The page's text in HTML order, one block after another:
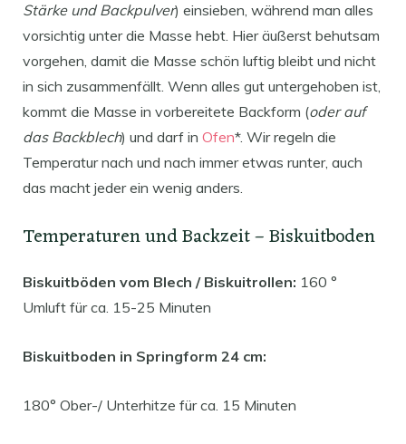
Stärke und Backpulver) einsieben, während man alles
vorsichtig unter die Masse hebt. Hier äußerst behutsam
vorgehen, damit die Masse schön luftig bleibt und nicht
in sich zusammenfällt. Wenn alles gut untergehoben ist,
kommt die Masse in vorbereitete Backform (oder auf
das Backblech) und darf in Ofen*. Wir regeln die
Temperatur nach und nach immer etwas runter, auch
das macht jeder ein wenig anders.
Temperaturen und Backzeit – Biskuitboden
Biskuitböden vom Blech / Biskuitrollen: 160 °
Umluft für ca. 15-25 Minuten
Biskuitboden in Springform 24 cm:
180° Ober-/ Unterhitze für ca. 15 Minuten